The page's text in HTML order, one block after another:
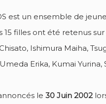
est un ensemble de
15 filles ont été retenus
Ishimura Maiha,
Erika, Kumai
le 30 Juin 2002